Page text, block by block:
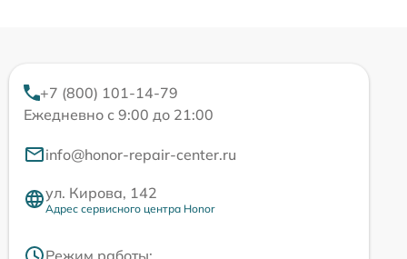
+7 (800) 101-14-79
Ежедневно с 9:00 до 21:00
info@honor-repair-center.ru
ул. Кирова, 142
Адрес сервисного центра Honor
Режим работы: